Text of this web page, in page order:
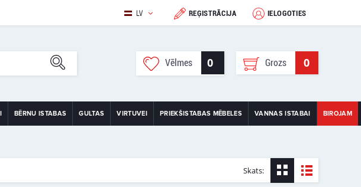
LV REĢISTRĀCIJA IELOGOTIES
Vēlmes 0 Grozs 0
BĒRNU ISTABAS GULTAS VIRTUVEI PRIEKŠISTABAS MĒBELES VANNAS ISTABAI BIROJAM
Skats: